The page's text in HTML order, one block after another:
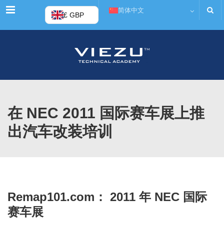
菜单 £ GBP
简体中文
在 NEC 2011 国际赛车展上推
出汽车改装培训
Remap101.com： 2011 年 NEC 国际
赛车展